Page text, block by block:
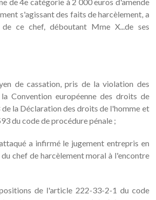
s'agissant des faits de harcèlement, a
ce chef, déboutant Mme X...de ses
de cassation, pris de la violation des
Convention européenne des droits de
de la Déclaration des droits de l'homme et
du code de procédure pénale ;
a infirmé le jugement entrepris en
chef de harcèlement moral à l'encontre
de l'article 222-33-2-1 du code